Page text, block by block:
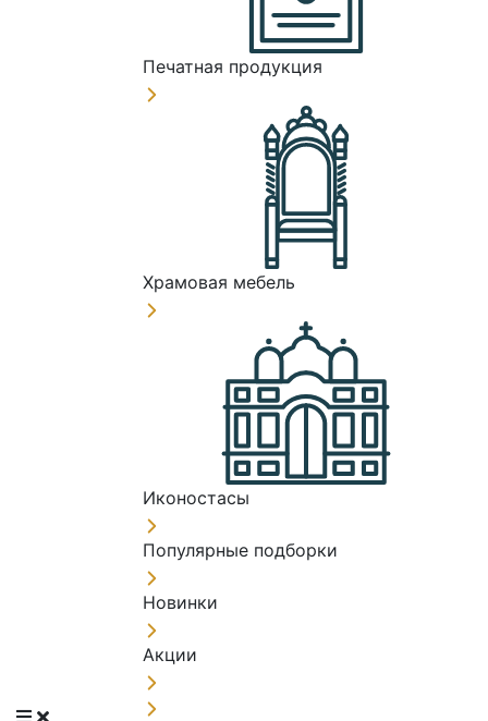
Печатная продукция
Храмовая мебель
Иконостасы
Популярные подборки
Новинки
Акции